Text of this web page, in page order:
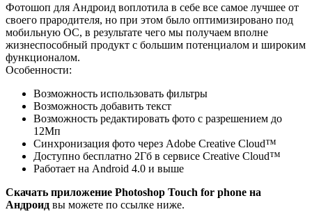
Фотошоп для Андроид воплотила в себе все самое лучшее от
своего прародителя, но при этом было оптимизировано под
мобильную ОС, в результате чего мы получаем вполне
жизнеспособный продукт с большим потенциалом и широким
функционалом.
Особенности:
Возможность использовать фильтры
Возможность добавить текст
Возможность редактировать фото с разрешением до
12Мп
Синхронизация фото через Adobe Creative Cloud™
Доступно бесплатно 2Гб в сервисе Creative Cloud™
Работает на Android 4.0 и выше
Скачать приложение Photoshop Touch for phone на
Андроид вы можете по ссылке ниже.